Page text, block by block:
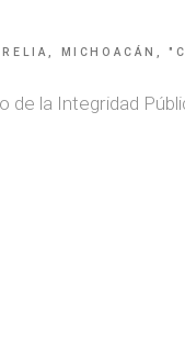
MICHOACÁN,
de la Integridad